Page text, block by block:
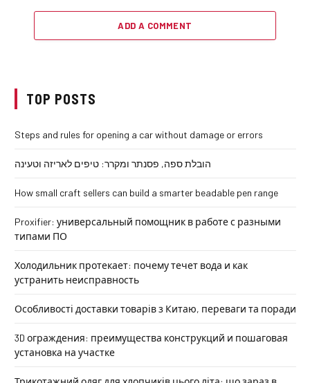
ADD A COMMENT
TOP POSTS
Steps and rules for opening a car without damage or errors
הובלת ספה, פסנתר ומקרר: טיפים לאריזה וטעינה
How small craft sellers can build a smarter beadable pen range
Proxifier: универсальный помощник в работе с разными
типами ПО
Холодильник протекает: почему течет вода и как
устранить неисправность
Особливості доставки товарів з Китаю, переваги та поради
3D ограждения: преимущества конструкций и пошаговая
установка на участке